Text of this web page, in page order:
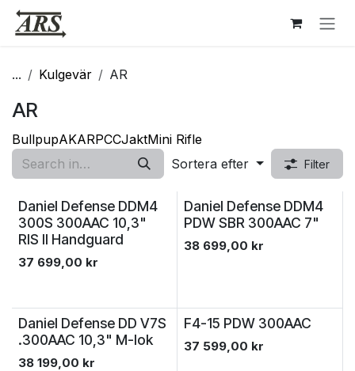
Hoppa till innehåll
... Kulgevär AR
AR
BullpupAKARPCCJaktMini Rifle
Sortera efter
Filter
Daniel Defense DDM4
300S 300AAC 10,3"
RIS II Handguard
37 699,00 kr
Daniel Defense DDM4
PDW SBR 300AAC 7"
38 699,00 kr
Daniel Defense DD V7S
.300AAC 10,3" M-lok
38 199,00 kr
F4-15 PDW 300AAC
37 599,00 kr